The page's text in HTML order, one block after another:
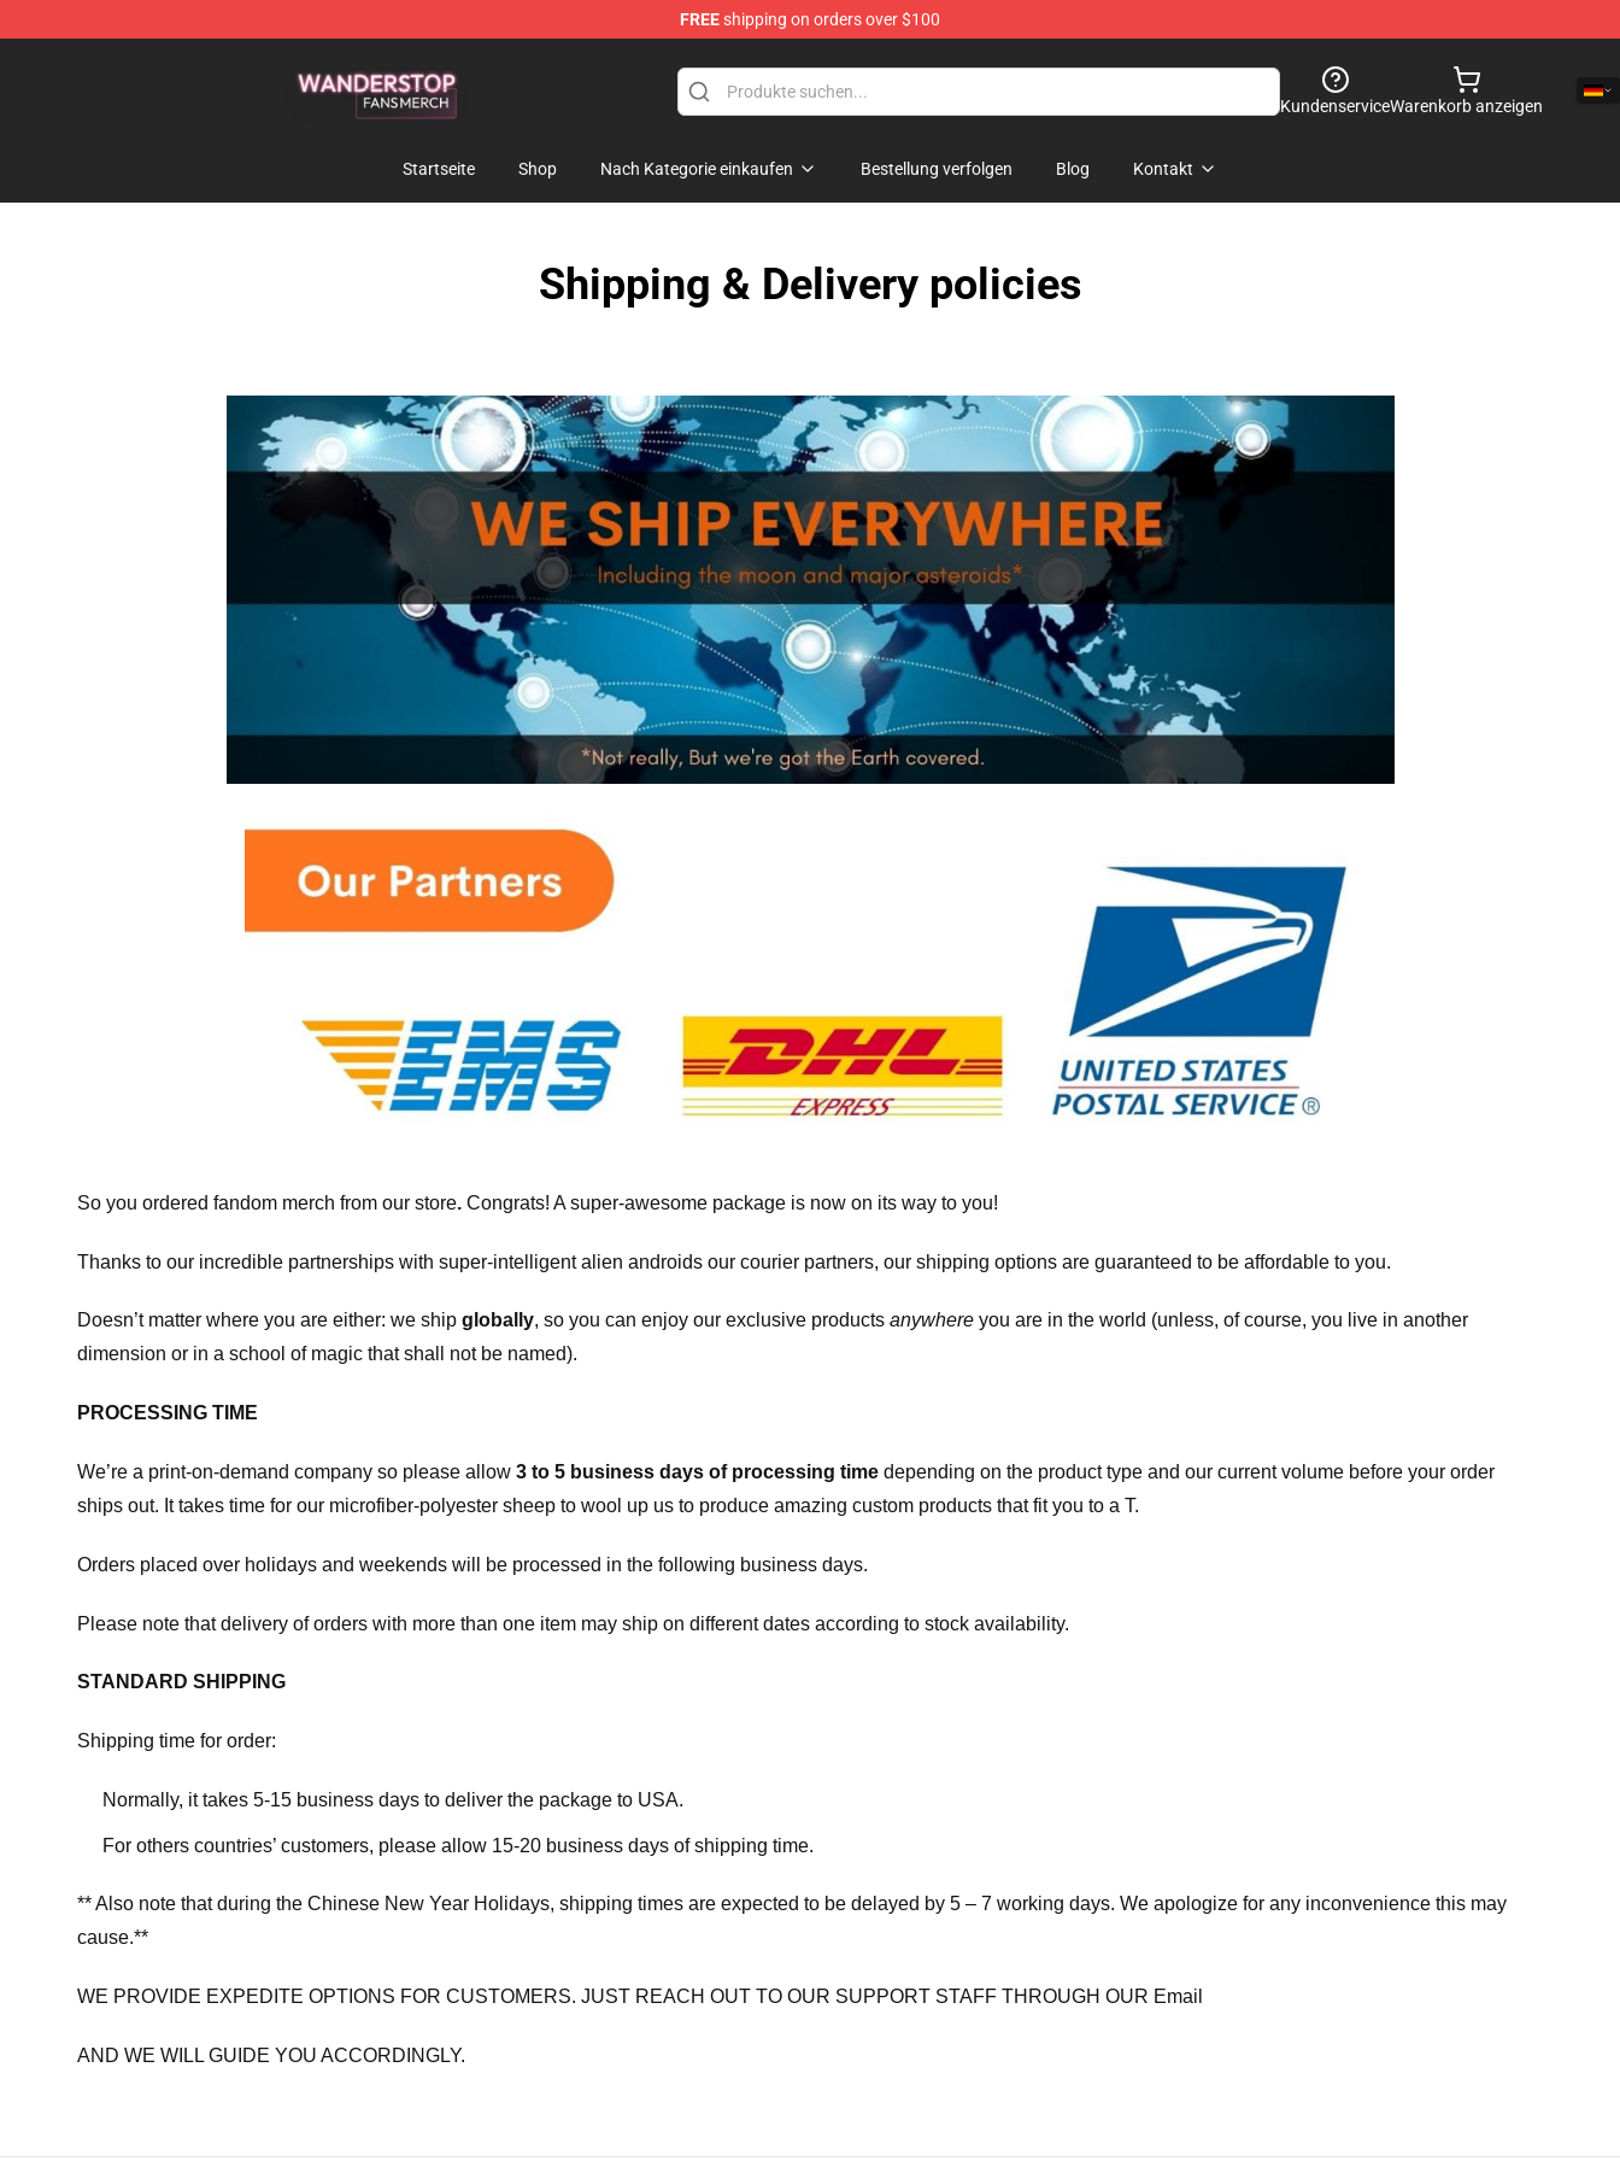
FREEshipping on orders over $100
KundenserviceWarenkorb anzeigen
Startseite Shop Nach Kategorie einkaufen Bestellung verfolgen Blog Kontakt
Shipping & Delivery policies
So you ordered fandom merch from our store. Congrats! A super-awesome package is now on its way to you!
Thanks to our incredible partnerships with super-intelligent alien androids our courier partners, our shipping options are guaranteed to be affordable to you.
Doesn’t matter where you are either: we ship globally, so you can enjoy our exclusive products anywhere you are in the world (unless, of course, you live in another
dimension or in a school of magic that shall not be named).
PROCESSING TIME
We’re a print-on-demand company so please allow 3 to 5 business days of processing time depending on the product type and our current volume before your order
ships out. It takes time for our microfiber-polyester sheep to wool up us to produce amazing custom products that fit you to a T.
Orders placed over holidays and weekends will be processed in the following business days.
Please note that delivery of orders with more than one item may ship on different dates according to stock availability.
STANDARD SHIPPING
Shipping time for order:
Normally, it takes 5-15 business days to deliver the package to USA.
For others countries’ customers, please allow 15-20 business days of shipping time.
** Also note that during the Chinese New Year Holidays, shipping times are expected to be delayed by 5 – 7 working days. We apologize for any inconvenience this may
cause.**
WE PROVIDE EXPEDITE OPTIONS FOR CUSTOMERS. JUST REACH OUT TO OUR SUPPORT STAFF THROUGH OUR Email
AND WE WILL GUIDE YOU ACCORDINGLY.